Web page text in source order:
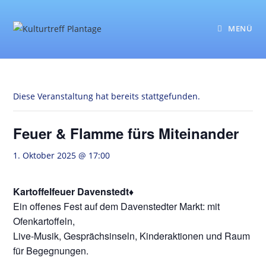
Inhalt
MENÜ
Diese Veranstaltung hat bereits stattgefunden.
Feuer & Flamme fürs Miteinander
1. Oktober 2025 @ 17:00
Kartoffelfeuer Davenstedt♦
Ein offenes Fest auf dem Davenstedter Markt: mit
Ofenkartoffeln,
Live-Musik, Gesprächsinseln, Kinderaktionen und Raum
für Begegnungen.